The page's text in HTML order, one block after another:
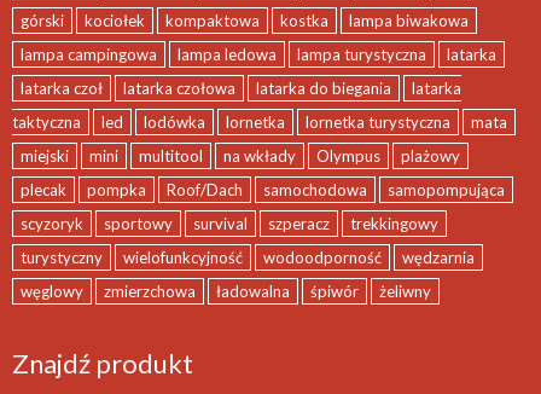
górski
kociołek kompaktowa kostka
lampa biwakowa
lampa campingowa
lampa ledowa lampa turystyczna
latarka
latarka czoł
latarka czołowa latarka do biegania
latarka
taktyczna
led lodówka lornetka lornetka turystyczna
mata
miejski
mini multitool na wkłady Olympus
plażowy
plecak
pompka Roof/Dach samochodowa
samopompująca
scyzoryk
sportowy survival szperacz
trekkingowy
turystyczny
wielofunkcyjność wodoodporność
wędzarnia
węglowy
zmierzchowa ładowalna śpiwór żeliwny
Znajdź produkt